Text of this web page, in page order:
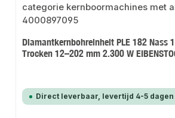
Diamantkernbohreinheit PLE 182 Nass
Trocken 12–202 mm 2.300 W
Direct leverbaar, levertijd 4-5 dagen